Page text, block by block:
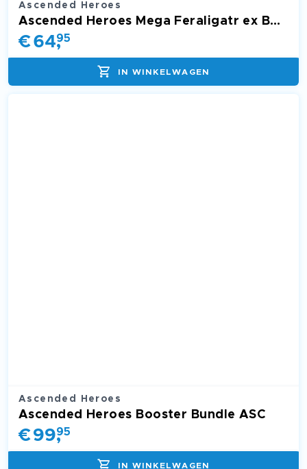
Ascended Heroes
Ascended Heroes Mega Feraligatr ex Box ASC
€64,
95
IN WINKELWAGEN
Ascended Heroes
Ascended Heroes Booster Bundle ASC
€99,
95
IN WINKELWAGEN